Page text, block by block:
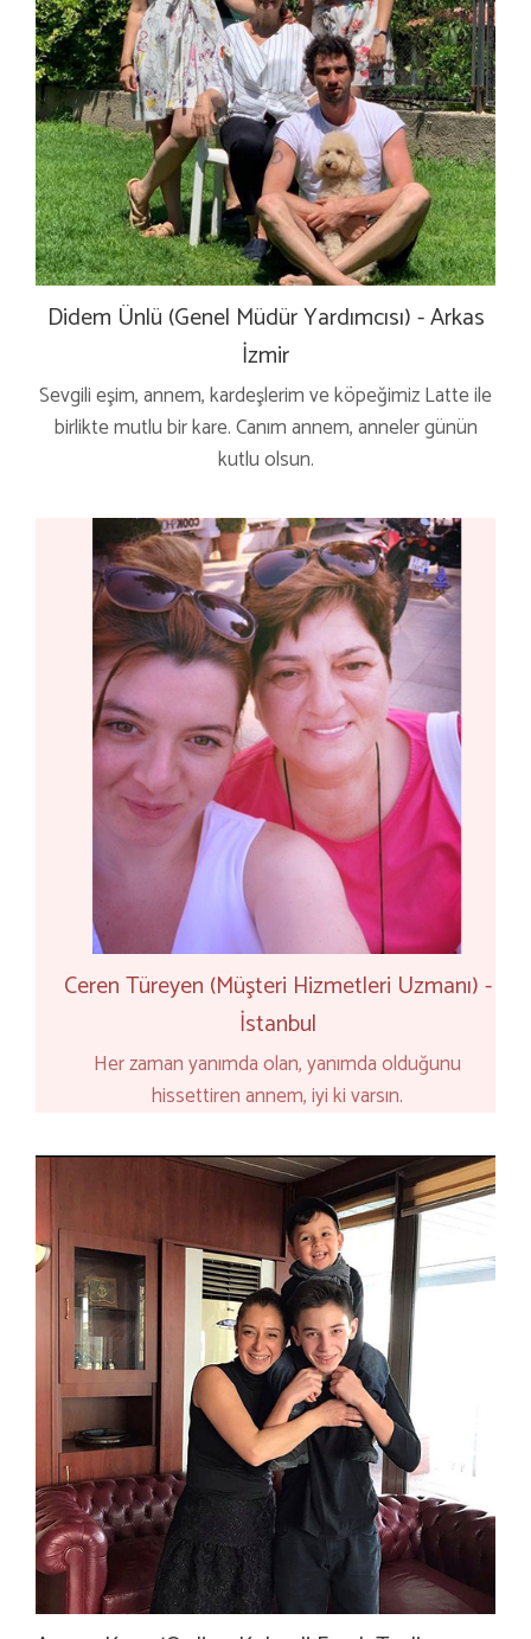
Didem Ünlü (Genel Müdür Yardımcısı) - Arkas
İzmir
Sevgili eşim, annem, kardeşlerim ve köpeğimiz Latte ile
birlikte mutlu bir kare. Canım annem, anneler günün
kutlu olsun.
Ceren Türeyen (Müşteri Hizmetleri Uzmanı) -
İstanbul
Her zaman yanımda olan, yanımda olduğunu
hissettiren annem, iyi ki varsın.